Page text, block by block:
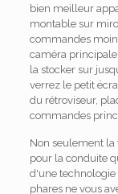
bien meilleur
montable sur
commandes
caméra
la stocker sur
verrez le petit
du rétroviseur,
commandes
Non seulement la
pour la conduite
d'une
phares ne vous